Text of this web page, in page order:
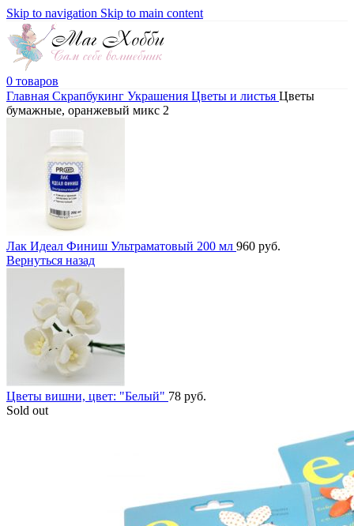
Skip to navigation Skip to main content
0 товаров
Главная Скрапбукинг Украшения Цветы и листья Цветы
бумажные, оранжевый микс 2
Лак Идеал Финиш Ультраматовый 200 мл 960 руб.
Вернуться назад
Цветы вишни, цвет: "Белый" 78 руб.
Sold out